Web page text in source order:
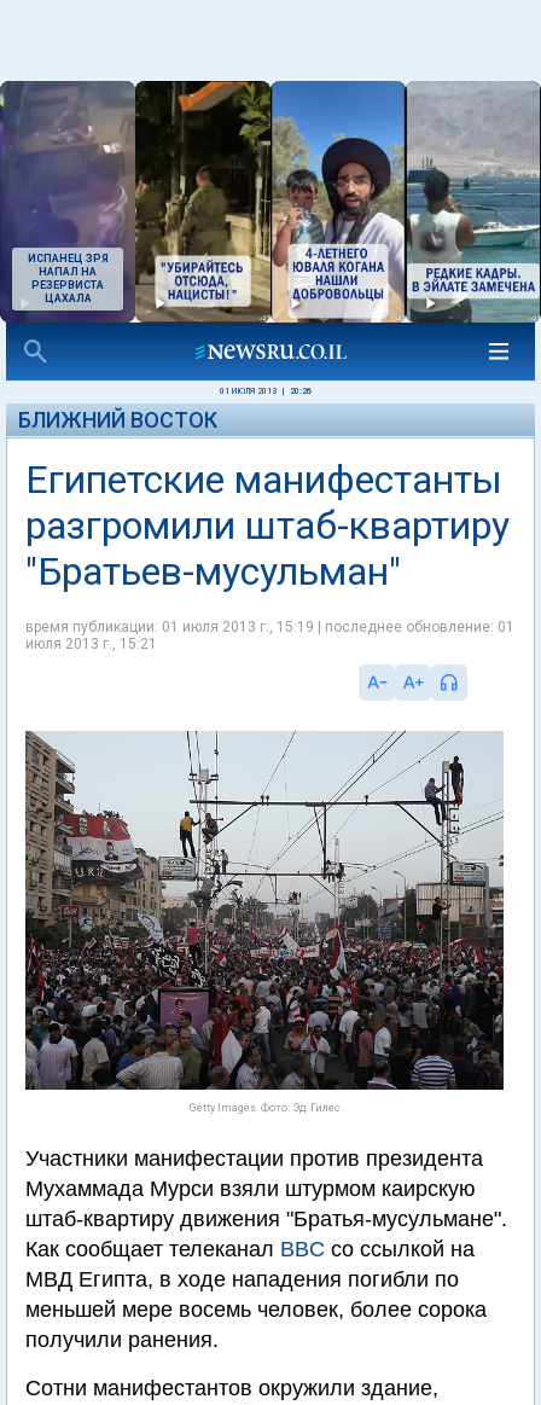
ИСПАНЕЦ ЗРЯ
НАПАЛ НА
РЕЗЕРВИСТА
ЦАХАЛА
01 ИЮЛЯ 2013 20:26
БЛИЖНИЙ ВОСТОК
Египетские манифестанты
разгромили штаб-квартиру
"Братьев-мусульман"
время публикации: 01 июля 2013 г., 15:19 | последнее обновление: 01
июля 2013 г., 15:21
Getty Images. Фото: Эд. Гилес
Участники манифестации против президента
Мухаммада Мурси взяли штурмом каирскую
штаб-квартиру движения "Братья-мусульмане".
Как сообщает телеканал BBC со ссылкой на
МВД Египта, в ходе нападения погибли по
меньшей мере восемь человек, более сорока
получили ранения.
Сотни манифестантов окружили здание,